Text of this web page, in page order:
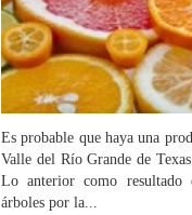
Es probable que haya una
Valle del Río Grande de
Lo anterior como
árboles por la...